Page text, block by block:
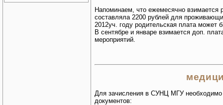
Напоминаем, что ежемесячно взимается
составляла 2200 рублей для
2012уч. году родительская плата может
В сентябре и январе взимается доп.
мероприятий.
Для зачисления в СУНЦ МГУ
документов: